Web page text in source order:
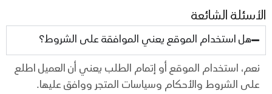
الأسئلة الشائعة
هل استخدام الموقع يعني الموافقة على الشروط؟
نعم، استخدام الموقع أو إتمام الطلب يعني أن العميل اطلع
على الشروط والأحكام وسياسات المتجر ووافقعليها.